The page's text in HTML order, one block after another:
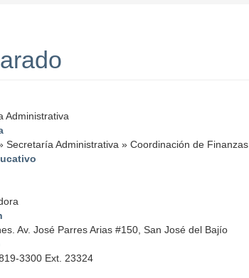
Administrativa
Secretaría Administrativa »Coordinación de Finanzas
Av. José Parres Arias #150, San José del Bajío
3300 Ext. 23324